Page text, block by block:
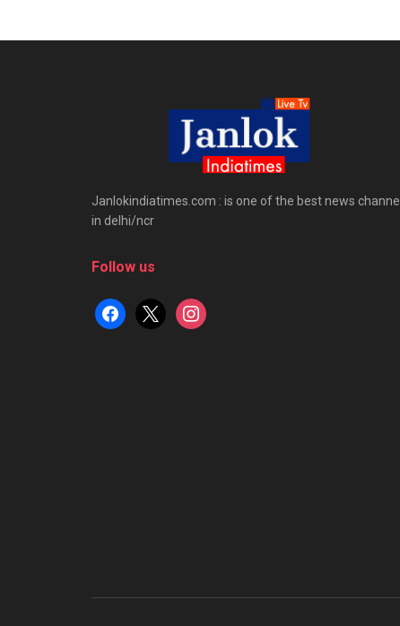
Janlokindiatimes.com : is one of the best news channel
in delhi/ncr
Follow us
facebook
x instagram